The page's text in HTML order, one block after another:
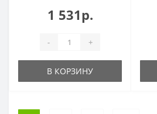
1 531р.
- +
В КОРЗИНУ